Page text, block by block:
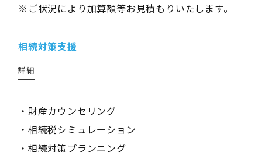
※ご状況により加算額等お見積もりいたします。
相続対策支援
詳細
・財産カウンセリング
・相続税シミュレーション
・相続対策プランニング